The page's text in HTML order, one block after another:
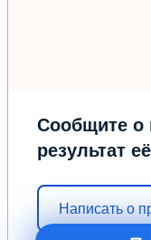
Сообщите о
результат
Написать о